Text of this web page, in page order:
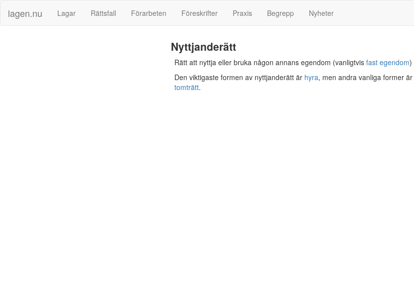
lagen.nu Lagar Rättsfall Förarbeten Föreskrifter Praxis Begrepp Nyheter
Nyttjanderätt
Rätt att nyttja eller bruka någon annans egendom (vanligtvis fast egendom)
Den viktigaste formen av nyttjanderätt är hyra, men andra vanliga former är
tomträtt.